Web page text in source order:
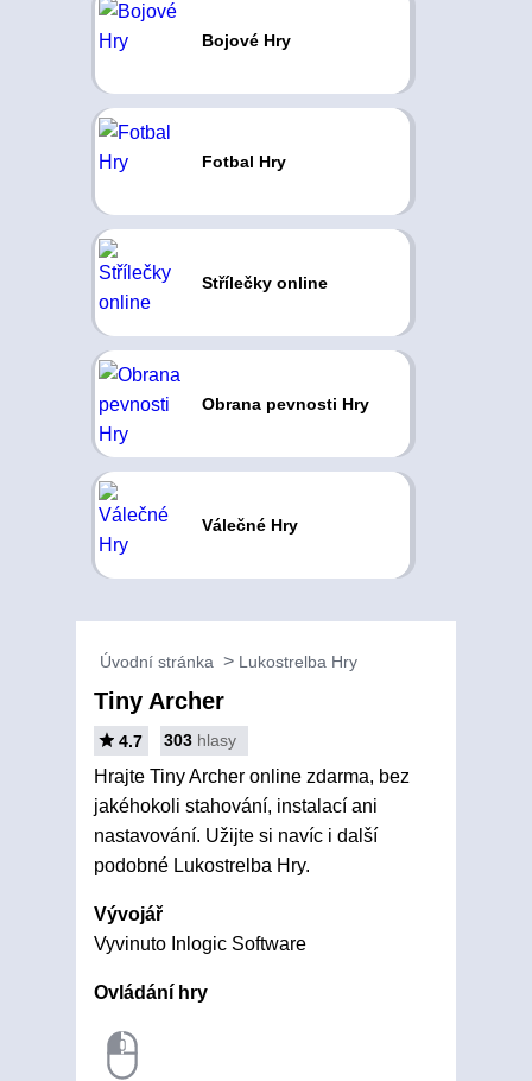
Bojové Hry
Fotbal Hry
Střílečky online
Obrana pevnosti Hry
Válečné Hry
Úvodní stránka Lukostrelba Hry
Tiny Archer
4.7 303 hlasy
Hrajte Tiny Archer online zdarma, bez
jakéhokoli stahování, instalací ani
nastavování. Užijte si navíc i další
podobné Lukostrelba Hry.
Vývojář
Vyvinuto Inlogic Software
Ovládání hry